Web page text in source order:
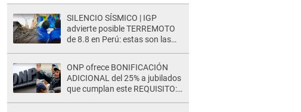
SILENCIO SÍSMICO | IGP
advierte posible TERREMOTO
de 8.8 en Perú: estas son las
ONP ofrece BONIFICACIÓN
ADICIONAL del 25% a jubilados
que cumplan este REQUISITO: